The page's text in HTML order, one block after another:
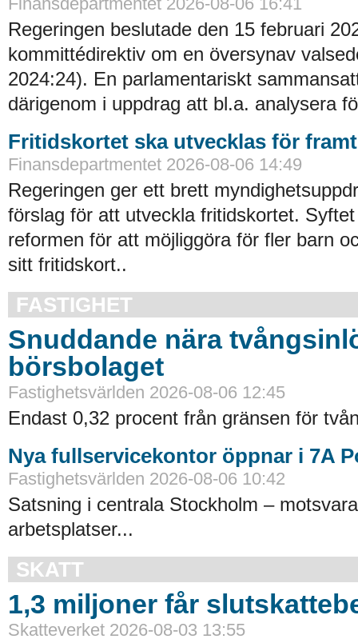
Regeringen beslutade den 15 februari
kommittédirektiv om en översynav
2024:24). En parlamentariskt
därigenom i uppdrag att bl.a. analysera
Fritidskortet ska utvecklas för
Finansdepartmentet 2026-08-06 14:49
Regeringen ger ett brett
förslag för att utveckla fritidskortet.
reformen för att möjliggöra för fler barn
sitt fritidskort..
FASTIGHET
Snuddande nära
börsbolaget
Fastighetsvärlden 2026-08-06 12:45
Endast 0,32 procent från gränsen för
Nya fullservicekontor öppnar i 7A
Fastighetsvärlden 2026-08-06 10:42
Satsning i centrala Stockholm –
arbetsplatser...
SKATT
1,3 miljoner får
Skatteverket 2026-08-03 13:55